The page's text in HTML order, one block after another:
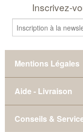
Inscrivez-
Mentions Légales
Aide - Livraison
Conseils &